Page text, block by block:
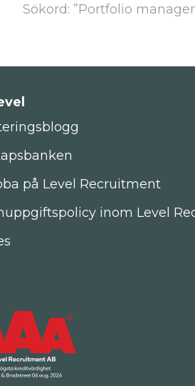
Sökord: ”Portfolio
på Level Recruitment
inom Level